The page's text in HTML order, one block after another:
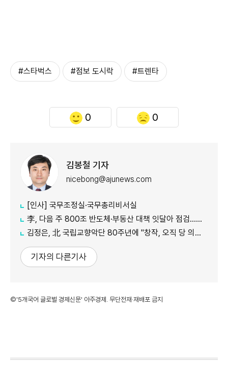
#스타벅스 #점보 도시락 #트렌타
0 0
김봉철 기자
nicebong@ajunews.com
[인사] 국무조정실·국무총리비서실
李, 다음 주 800조 반도체·부동산 대책 잇달아 점검…어떤 얘기 오갈까
김정은, 北 국립교향악단 80주년에 "창작, 오직 당 의도대로 진행"
기자의 다른기사
©'5개국어 글로벌 경제신문' 아주경제. 무단전재·재배포 금지